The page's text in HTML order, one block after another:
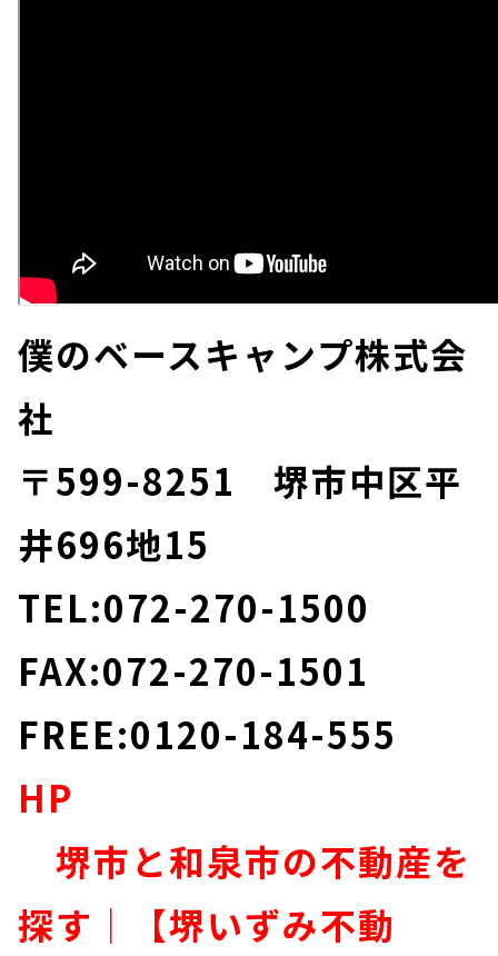
僕のベースキャンプ株式会
社
〒599-8251 堺市中区平
井696地15
TEL:072-270-1500
FAX:072-270-1501
FREE:0120-184-555
HP
堺市と和泉市の不動産を
探す｜【堺いずみ不動